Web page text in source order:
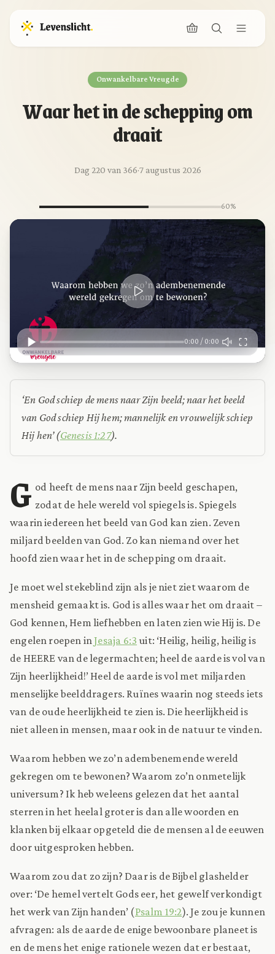
Onwankelbare Vreugde
Waar het in de schepping om
draait
Dag 220 van 366·7 augustus 2026
60%
0:00 / 0:00
‘En God schiep de mens naar Zijn beeld; naar het beeld
van God schiep Hij hem; mannelijk en vrouwelijk schiep
Hij hen’ (Genesis 1:27).
G od heeft de mens naar Zijn beeld geschapen,
zodat de hele wereld vol spiegels is. Spiegels
waarin iedereen het beeld van God kan zien. Zeven
miljard beelden van God. Zo kan niemand over het
hoofd zien waar het in de schepping om draait.
Je moet wel stekeblind zijn als je niet ziet waarom de
mensheid gemaakt is. God is alles waar het om draait –
God kennen, Hem liefhebben en laten zien wie Hij is. De
engelen roepen inJesaja 6:3 uit: ‘Heilig, heilig, heilig is
de HEERE van de legermachten; heel de aarde is vol van
Zijn heerlijkheid!’ Heel de aarde is vol met miljarden
menselijke beelddragers. Ruïnes waarin nog steeds iets
van de oude heerlijkheid te zien is. Die heerlijkheid is
niet alleen in mensen, maar ook in de natuur te vinden.
Waarom hebben we zo’n adembenemende wereld
gekregen om te bewonen? Waarom zo’n onmetelijk
universum? Ik heb weleens gelezen dat het aantal
sterren in het heelal groter is dan alle woorden en
klanken bij elkaar opgeteld die de mensen al de eeuwen
door uitgesproken hebben.
Waarom zou dat zo zijn? Daar is de Bijbel glashelder
over: ‘De hemel vertelt Gods eer, het gewelf verkondigt
het werk van Zijn handen’ (Psalm 19:2). Je zou je kunnen
afvragen: als de aarde de enige bewoonbare planeet is
en de mens het enige rationele wezen dat er bestaat,